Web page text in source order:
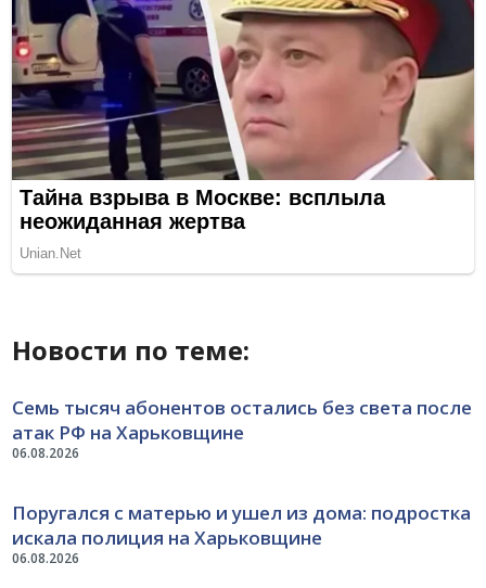
Новости по теме:
06.08.2026
Семь тысяч абонентов остались без света после
атак РФ на Харьковщине
06.08.2026
Поругался с матерью и ушел из дома: подростка
искала полиция на Харьковщине